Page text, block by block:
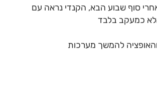
סוף שבוע הבא, הקנדי נראה עם
כמעקב בלבד
להמשך מערכות